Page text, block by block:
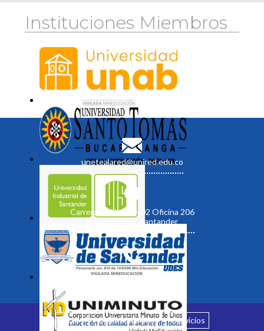
Instituciones Miembros
unetealared@unired.edu.co
Carrera 19 No. 35 - 02 Oficina 206
Bucaramanga, Santander
Inicio ¿Quiénes somos? Servicios